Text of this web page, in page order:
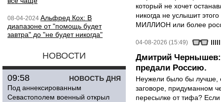
08-04-2024 Альфред Кох: В
диапазоне от "помощь будет
завтра" до "не будет никогда"
НОВОСТИ
НОВОСТЬ ДНЯ
09:58
Под аннексированным
Севастополем военный открыл
который не хочет
никогда не услышит
МИЛЛИОН или более
04-08-2026 (15:49)
Дмитрий Чернышев:
предали Россию.
Неужели было бы лучше,
заговоре, придуманном
пересылке от тифа?